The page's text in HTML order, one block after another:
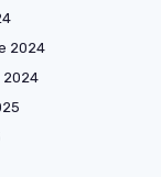
2024
2024